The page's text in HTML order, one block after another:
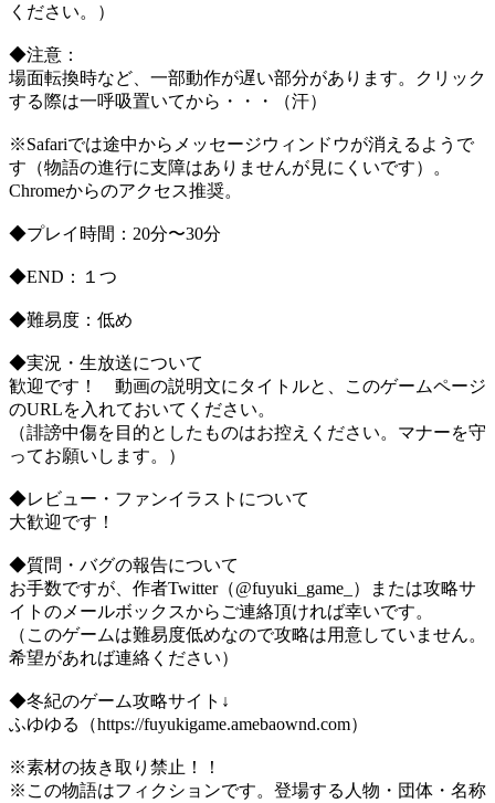
ください。）
◆注意：
場面転換時など、一部動作が遅い部分があります。クリック
する際は一呼吸置いてから・・・（汗）
※Safariでは途中からメッセージウィンドウが消えるようで
す（物語の進行に支障はありませんが見にくいです）。
Chromeからのアクセス推奨。
◆プレイ時間：20分〜30分
◆END：１つ
◆難易度：低め
◆実況・生放送について
歓迎です！ 動画の説明文にタイトルと、このゲームページ
のURLを入れておいてください。
（誹謗中傷を目的としたものはお控えください。マナーを守
ってお願いします。）
◆レビュー・ファンイラストについて
大歓迎です！
◆質問・バグの報告について
お手数ですが、作者Twitter（@fuyuki_game_）または攻略サ
イトのメールボックスからご連絡頂ければ幸いです。
（このゲームは難易度低めなので攻略は用意していません。
希望があれば連絡ください）
◆冬紀のゲーム攻略サイト↓
ふゆゆる（https://fuyukigame.amebaownd.com）
※素材の抜き取り禁止！！
※この物語はフィクションです。登場する人物・団体・名称